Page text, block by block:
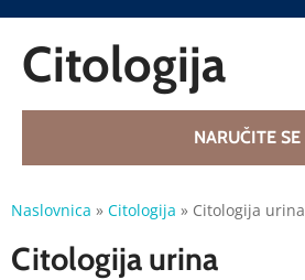
Citologija
NARUČITE SE
Naslovnica » Citologija » Citologija urina
Citologija urina